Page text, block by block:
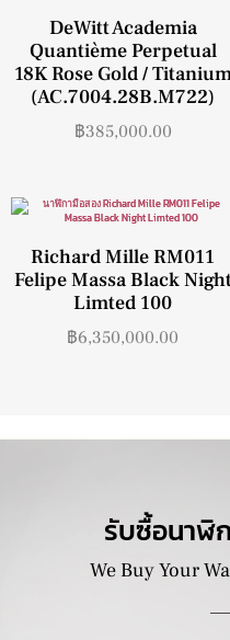
DeWitt Academia
Quantième Perpetual
18K Rose Gold /
(AC.7004.28B.M722)
฿385,000.00
Richard Mille RM011
Felipe Massa Black
Limted 100
฿6,350,000.00
รับซื้อนาฬิ
We Buy Your